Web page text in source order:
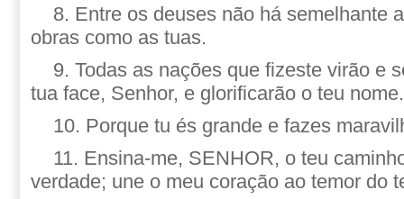
8. Entre os deuses não há semelhante
obras como as tuas.
9. Todas as nações que fizeste virão e
tua face, Senhor, e glorificarão o teu nome.
10. Porque tu és grande e fazes
11. Ensina-me, SENHOR, o teu
verdade; une o meu coração ao temor do